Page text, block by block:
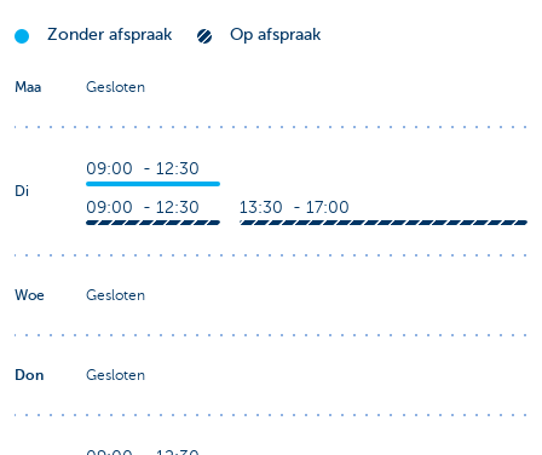
Zonder afspraak Op afspraak
Maa Gesloten
Di
09:00 - 12:30
09:00 - 12:30 13:30 - 17:00
Woe Gesloten
Don Gesloten